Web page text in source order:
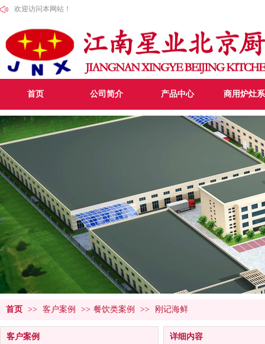
欢迎访问本网站！
首页 公司简介 产品中心 商用炉灶
首页 >> 客户案例 >> 餐饮类案例 >> 刚记海鲜
客户案例 详细内容